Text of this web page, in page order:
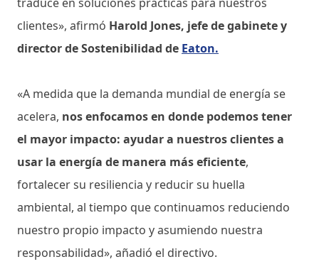
clientes», afirmó Harold Jones, jefe de gabinete y
director de Sostenibilidad de Eaton.
«A medida que la demanda mundial de energía se
acelera, nos enfocamos en donde podemos tener
el mayor impacto: ayudar a nuestros clientes a
usar la energía de manera más eficiente,
fortalecer su resiliencia y reducir su huella
ambiental, al tiempo que continuamos reduciendo
nuestro propio impacto y asumiendo nuestra
responsabilidad», añadió el directivo.